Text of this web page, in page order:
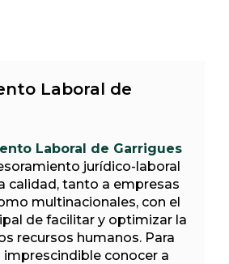
Laboral de
Laboral de Garrigues
jurídico-laboral
calidad, tanto a empresas
multinacionales, con el
de facilitar y optimizar la
recursos humanos. Para
imprescindible conocer a